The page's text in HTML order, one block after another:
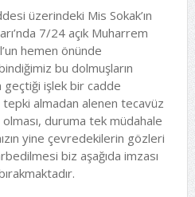
üzerindeki Mis Sokak’ın
7/24 açık Muharrem
hemen önünde
bu dolmuşların
geçtiği işlek bir cadde
almadan alenen tecavüz
duruma tek müdahale
yine çevredekilerin gözleri
biz aşağıda imzası